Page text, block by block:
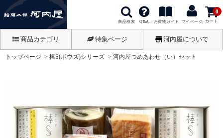
商品検索 Q&A お買物ガイド マイページ カート
0
商品カテゴリ 特集ページ 河内屋について
トップページ 棒S(ボウズ)シリーズ 河内屋つめあわせ（い）セット